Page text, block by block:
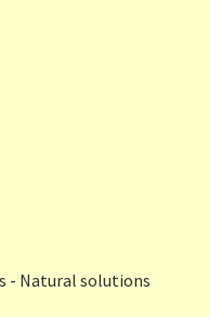
- Natural solutions